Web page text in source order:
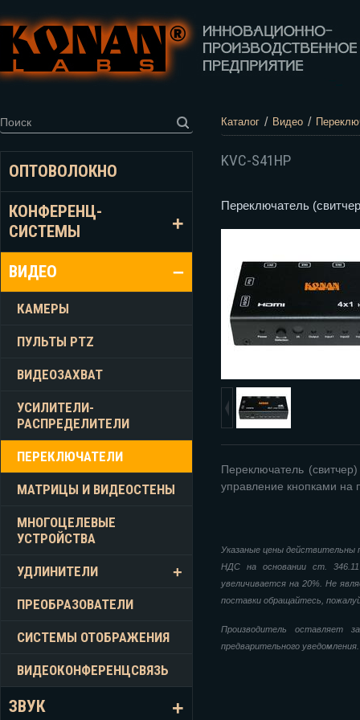
ОПТОВОЛОКНО
КОНФЕРЕНЦ-
СИСТЕМЫ
ВИДЕО
КАМЕРЫ
ПУЛЬТЫ PTZ
ВИДЕОЗАХВАТ
УСИЛИТЕЛИ-
РАСПРЕДЕЛИТЕЛИ
ПЕРЕКЛЮЧАТЕЛИ
МАТРИЦЫ И ВИДЕОСТЕНЫ
МНОГОЦЕЛЕВЫЕ
УСТРОЙСТВА
УДЛИНИТЕЛИ
ПРЕОБРАЗОВАТЕЛИ
СИСТЕМЫ ОТОБРАЖЕНИЯ
ВИДЕОКОНФЕРЕНЦСВЯЗЬ
ЗВУК
Каталог / Видео /
KVC-S41HP
Переключатель
Переключатель
управление кнопками на
Указаные цены действительны
НДС на основании ст.
увеличивается на 20%. Не
поставки обращайтесь,
Производитель оставляет
предварительного уведомления.